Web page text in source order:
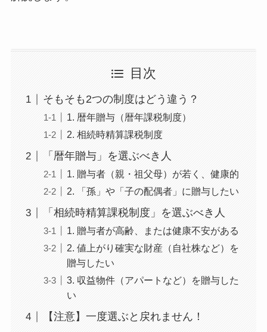
目次
そもそも2つの制度はどう違う？
1. 暦年贈与（暦年課税制度）
2. 相続時精算課税制度
「暦年贈与」を選ぶべき人
1. 贈与者（親・祖父母）が若く、健康的
2. 「孫」や「子の配偶者」に贈与したい
「相続時精算課税制度」を選ぶべき人
1. 贈与者が高齢、または健康不安がある
2. 値上がり確実な財産（自社株など）を
贈与したい
3. 収益物件（アパートなど）を贈与した
い
【注意】一度選ぶと戻れません！